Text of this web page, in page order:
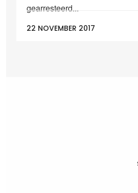
gearresteerd...
22 NOVEMBER 2017